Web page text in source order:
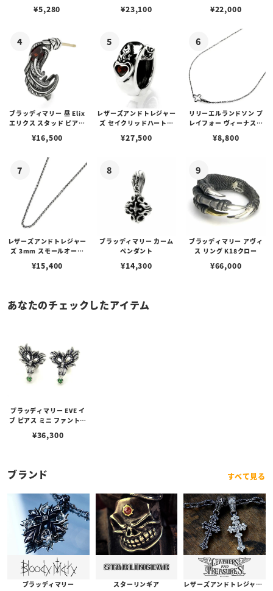
¥5,280 ¥23,100 ¥22,000
ブラッディマリー 昼 Elix
エリクス スタッド ピアス
¥16,500
レザーズアンドトレジャー
ズ セイクリッドハートピ
¥27,500
リリーエルランドソン プ
レイフォー ヴィーナスチ
¥8,800
レザーズアンドトレジャー
ズ 3mm スモールオーバ
ブスタークラスプ＆LTロ
¥15,400
ブラッディマリー カーム
ペンダント
¥14,300
ブラッディマリー アヴィ
ス リング K18クロー
¥66,000
あなたのチェックしたアイテム
ブラッディマリー EVE イ
ブ ピアス ミニ ファントム
¥36,300
ブランド すべて見る
ブラッディマリー スターリンギア レザーズアンドトレジャーズ